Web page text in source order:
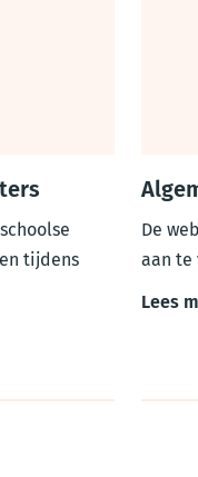
tijdens
De
aan te
Lees